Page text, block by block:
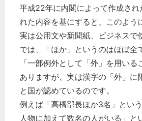
平成22年に内閣によって作成され
れた内容を基にすると、このよう
実は公用文や新聞紙、ビジネスで
では、「ほか」というのはほぼ全
「一部例外として「外」を用いる
ありますが、実は漢字の「外」に
と国が認めているのです。
例えば「高橋部長ほか3名」とい
人物に加えて数名の人がいる」と